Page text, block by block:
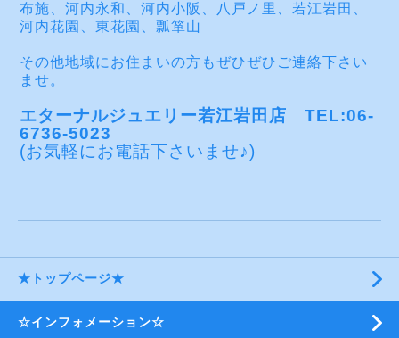
布施、河内永和、河内小阪、八戸ノ里、若江岩田、
河内花園、東花園、瓢箪山
その他地域にお住まいの方もぜひぜひご連絡下さい
ませ。
エターナルジュエリー若江岩田店 TEL:06-
6736-5023
(お気軽にお電話下さいませ♪)
★トップページ★
☆インフォメーション☆